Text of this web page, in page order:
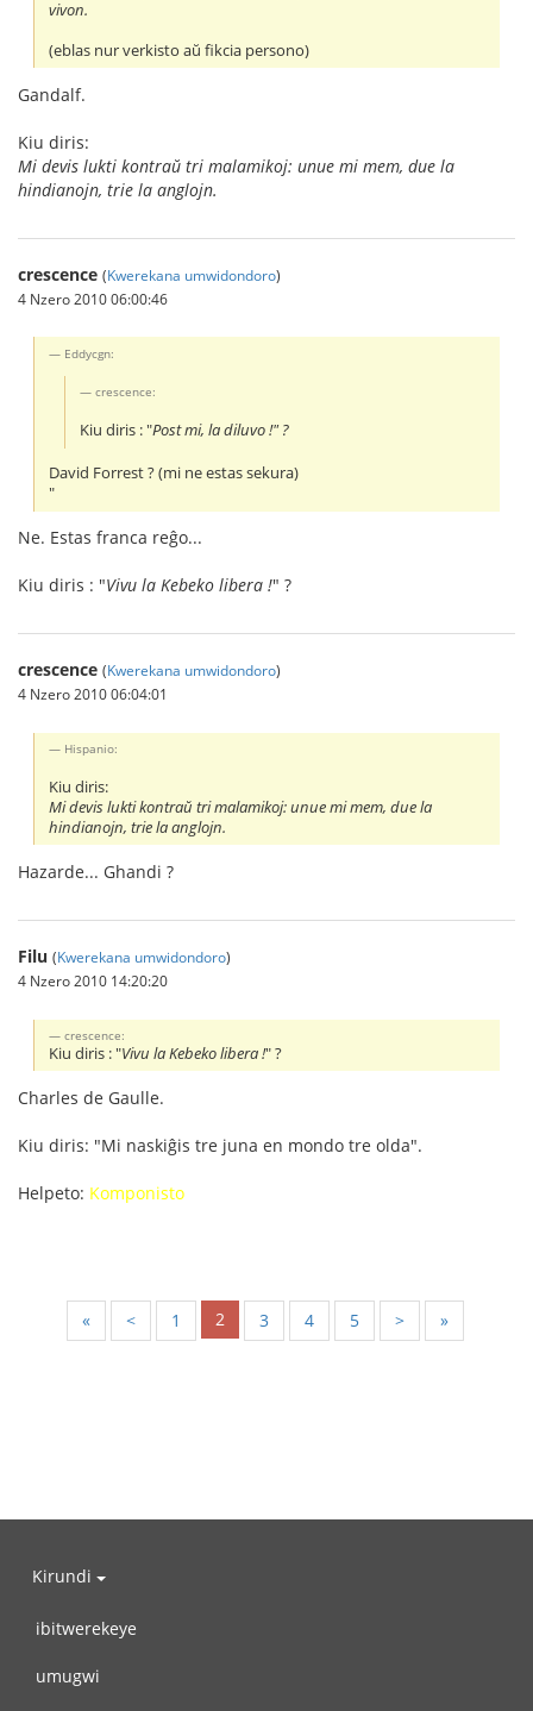
vivon.
(eblas nur verkisto aŭ fikcia persono)
Gandalf.
Kiu diris:
Mi devis lukti kontraŭ tri malamikoj: unue mi mem, due la
hindianojn, trie la anglojn.
crescence (Kwerekana umwidondoro)
4 Nzero 2010 06:00:46
Eddycgn:
crescence:
Kiu diris : "Post mi, la diluvo !" ?
David Forrest ? (mi ne estas sekura)
"
Ne. Estas franca reĝo...
Kiu diris : "Vivu la Kebeko libera !" ?
crescence (Kwerekana umwidondoro)
4 Nzero 2010 06:04:01
Hispanio:
Kiu diris:
Mi devis lukti kontraŭ tri malamikoj: unue mi mem, due la
hindianojn, trie la anglojn.
Hazarde... Ghandi ?
Filu (Kwerekana umwidondoro)
4 Nzero 2010 14:20:20
crescence:
Kiu diris : "Vivu la Kebeko libera !" ?
Charles de Gaulle.
Kiu diris: "Mi naskiĝis tre juna en mondo tre olda".
Helpeto: Komponisto
« < 1 2 3 4 5 > »
Kirundi
ibitwerekeye
umugwi